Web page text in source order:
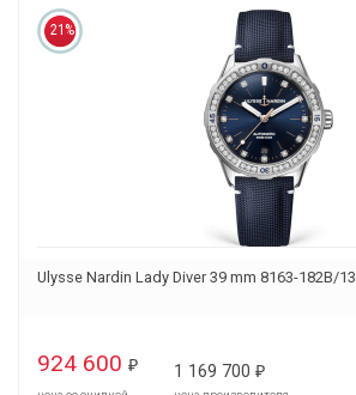
21%
Ulysse Nardin Lady Diver 39 mm 8163-182B/13
924 600 ₽ 1 169 700 ₽